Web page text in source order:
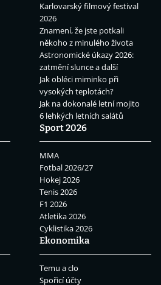
Karlovarský filmový festival
2026
Znamení, že jste potkali
někoho z minulého života
Astronomické úkazy 2026:
zatmění slunce a další
Jak obléci miminko při
vysokých teplotách?
Jak na dokonalé letní mojito
6 lehkých letních salátů
Sport 2026
MMA
Fotbal 2026/27
Hokej 2026
Tenis 2026
F1 2026
Atletika 2026
Cyklistika 2026
Ekonomika
Temu a clo
Spořicí účty